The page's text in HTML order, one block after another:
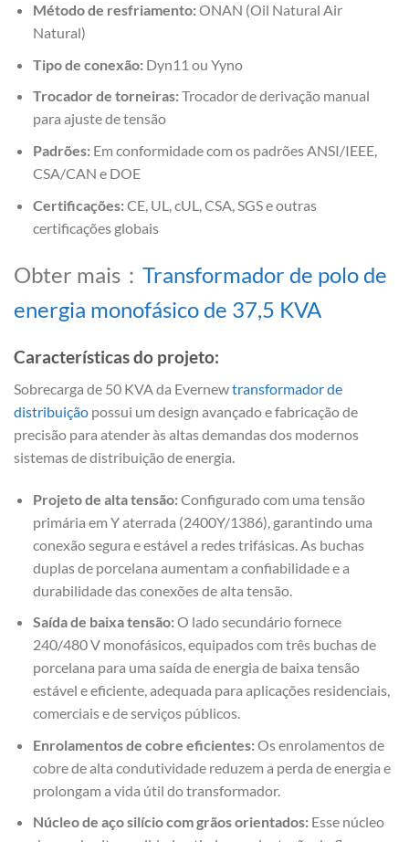
Método de resfriamento:ONAN (Oil Natural Air
Natural)
Tipo de conexão:Dyn11 ou Yyno
Trocador de torneiras:Trocador de derivação manual
para ajuste de tensão
Padrões:Em conformidade com os padrões ANSI/IEEE,
CSA/CAN e DOE
Certificações:CE, UL, cUL, CSA, SGS e outras
certificações globais
Obter mais： Transformador de polo de
energia monofásico de 37,5 KVA
Características do projeto:
Sobrecarga de 50 KVA da Evernewtransformador de
distribuição possui um design avançado e fabricação de
precisão para atender às altas demandas dos modernos
sistemas de distribuição de energia.
Projeto de alta tensão:Configurado com uma tensão
primária em Y aterrada (2400Y/1386), garantindo uma
conexão segura e estável a redes trifásicas. As buchas
duplas de porcelana aumentam a confiabilidade e a
durabilidade das conexões de alta tensão.
Saída de baixa tensão:O lado secundário fornece
240/480 V monofásicos, equipados com três buchas de
porcelana para uma saída de energia de baixa tensão
estável e eficiente, adequada para aplicações residenciais,
comerciais e de serviços públicos.
Enrolamentos de cobre eficientes:Os enrolamentos de
cobre de alta condutividade reduzem a perda de energia e
prolongam a vida útil do transformador.
Núcleo de aço silício com grãos orientados:Esse núcleo